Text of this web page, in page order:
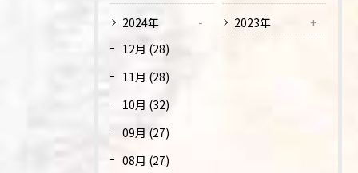
2024年
12月 (28)
11月 (28)
10月 (32)
09月 (27)
08月 (27)
2023年